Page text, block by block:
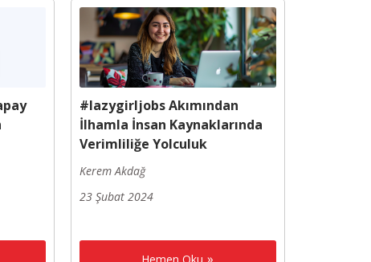
#lazygirljobs Akımından
İlhamla İnsan Kaynaklarında
Verimliliğe Yolculuk
Kerem Akdağ
23 Şubat 2024
Hemen Oku